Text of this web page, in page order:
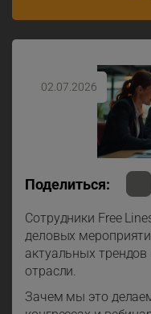
02.07.2026
Поделиться:
Сотрудники Free
деловых
актуальных трендов
отрасли.
Зачем мы это